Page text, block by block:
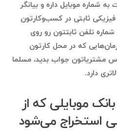
شماره موبایل داره و بیانگر
ثابتی در کسب‌وکارتون
شماره تلفن ثابتتون رو روی
که در محل کارتون
مشتریاتون جواب بدید، مسلما
دارد.
موبایلی که از
استخراج می‌شود